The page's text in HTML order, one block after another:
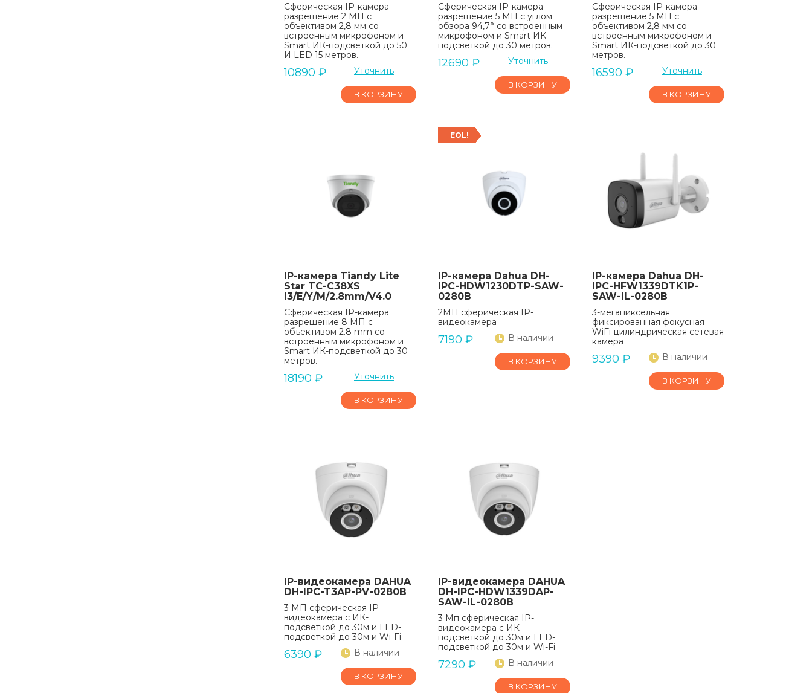
Сферическая IP-камера
разрешение 2 МП с
объективом 2,8 мм со
встроенным микрофоном и
Smart ИК-подсветкой до 50
И LED 15 метров.
10890 ₽ Уточнить
В КОРЗИНУ
Сферическая IP-камера
разрешение 5 МП с углом
обзора 94,7° со встроенным
микрофоном и Smart ИК-
подсветкой до 30 метров.
12690 ₽ Уточнить
В КОРЗИНУ
Сферическая IP-камера
разрешение 5 МП с
объективом 2,8 мм со
встроенным микрофоном и
Smart ИК-подсветкой до 30
метров.
16590 ₽ Уточнить
В КОРЗИНУ
IP-камера Tiandy Lite
Star TC-C38XS
I3/E/Y/M/2.8mm/V4.0
Сферическая IP-камера
разрешение 8 МП с
объективом 2.8 mm со
встроенным микрофоном и
Smart ИК-подсветкой до 30
метров.
18190 ₽ Уточнить
В КОРЗИНУ
EOL!
IP-камера Dahua DH-
IPC-HDW1230DTP-SAW-
0280B
2МП сферическая IP-
видеокамера
7190 ₽ В наличии
В КОРЗИНУ
IP-камера Dahua DH-
IPC-HFW1339DTK1P-
SAW-IL-0280B
3-мегапиксельная
фиксированная фокусная
WiFi-цилиндрическая сетевая
камера
9390 ₽ В наличии
В КОРЗИНУ
IP-видеокамера DAHUA
DH-IPC-T3AP-PV-0280B
3 МП сферическая IP-
видеокамера с ИК-
подсветкой до 30м и LED-
подсветкой до 30м и Wi-Fi
6390 ₽ В наличии
В КОРЗИНУ
IP-видеокамера DAHUA
DH-IPC-HDW1339DAP-
SAW-IL-0280B
3 Мп сферическая IP-
видеокамера с ИК-
подсветкой до 30м и LED-
подсветкой до 30м и Wi-Fi
7290 ₽ В наличии
В КОРЗИНУ